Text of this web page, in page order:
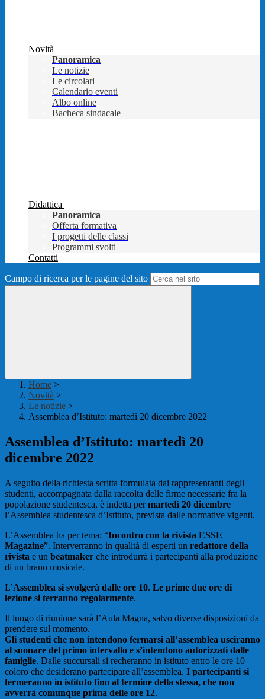
Novità
Panoramica
Le notizie
Le circolari
Calendario eventi
Albo online
Bacheca sindacale
Didattica
Panoramica
Offerta formativa
I progetti delle classi
Programmi svolti
Contatti
Campo di ricerca per le pagine del sito
Home >
Novità >
Le notizie >
Assemblea d’Istituto: martedì 20 dicembre 2022
Assemblea d’Istituto: martedì 20
dicembre 2022
A seguito della richiesta scritta formulata dai rappresentanti degli
studenti, accompagnata dalla raccolta delle firme necessarie fra la
popolazione studentesca, è indetta permartedì 20 dicembre
l’Assemblea studentesca d’Istituto, prevista dalle normative vigenti.
L’Assemblea ha per tema: “Incontro con la rivista ESSE
Magazine”. Interverranno in qualità di esperti un redattore della
rivista e un beatmaker che introdurrà i partecipanti alla produzione
di un brano musicale.
L’Assemblea si svolgerà dalle ore 10. Le prime due ore di
lezione si terranno regolarmente.
Il luogo di riunione sarà l’Aula Magna, salvo diverse disposizioni da
prendere sul momento.
Gli studenti che non intendono fermarsi all’assemblea usciranno
al suonare del primo intervallo e s’intendono autorizzati dalle
famiglie. Dalle succursali si recheranno in istituto entro le ore 10
coloro che desiderano partecipare all’assemblea. I partecipanti si
fermeranno in istituto fino al termine della stessa, che non
avverrà comunque prima delle ore 12.